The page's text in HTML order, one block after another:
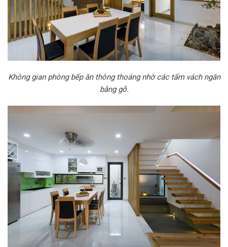
Không gian phòng bếp ăn thông thoáng nhờ các tấm vách ngăn
bằng gỗ.